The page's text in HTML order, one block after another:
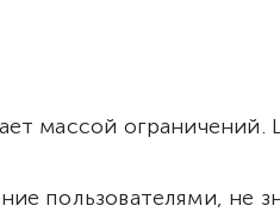
массой ограничений.
пользователями, не